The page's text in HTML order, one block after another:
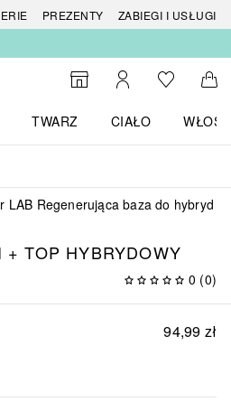
PREZENTY
ZABIEGI I USŁUGI
Do wyszukiwarki
Moje kontoDo listyDo
TWARZ
CIAŁO
WŁOSY
LAB Regenerująca baza do hybryd i
TOP HYBRYDOWY
0 (0)
94,99 zł